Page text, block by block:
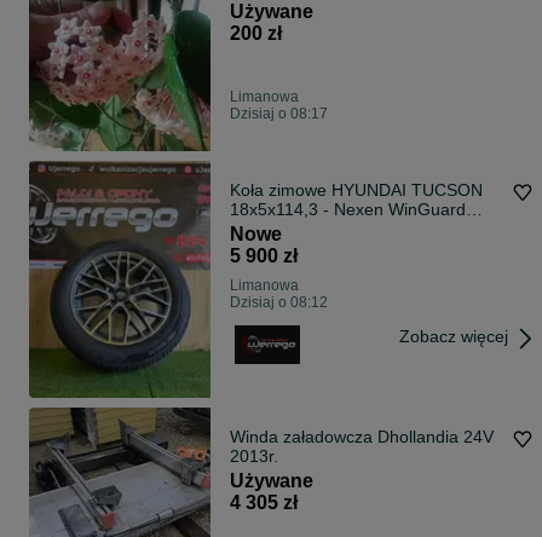
Używane
200 zł
Limanowa
Dzisiaj o 08:17
Koła zimowe HYUNDAI TUCSON
18x5x114,3 - Nexen WinGuard
Sport 3 235/55/R18 + TPMS
Nowe
5 900 zł
Limanowa
Dzisiaj o 08:12
Zobacz więcej
Winda załadowcza Dhollandia 24V
2013r.
Używane
4 305 zł